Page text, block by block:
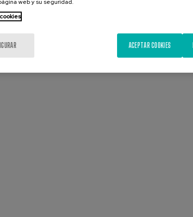
web y su seguridad.
ACEPTAR COOKIES